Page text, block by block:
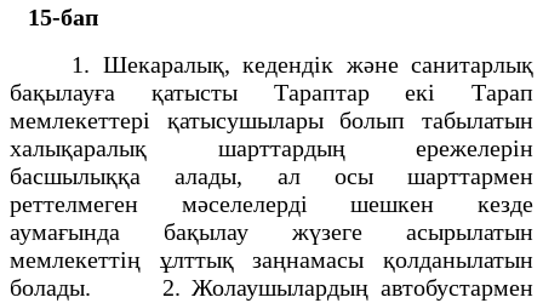
15-бап
1. Шекаралық, кедендік және санитарлық
бақылауға қатысты Тараптар екі Тарап
мемлекеттері қатысушылары болып табылатын
халықаралық шарттардың ережелерін
басшылыққа алады, ал осы шарттармен
реттелмеген мәселелерді шешкен кезде
аумағында бақылау жүзеге асырылатын
мемлекеттің ұлттық заңнамасы қолданылатын
болады. 2. Жолаушылардың автобустармен